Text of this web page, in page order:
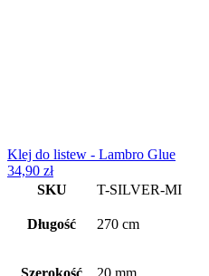
Klej do listew - Lambro Glue
34,90 zł
SKU
T-SILVER-MI
Długość 270 cm
Szerokość 20 mm